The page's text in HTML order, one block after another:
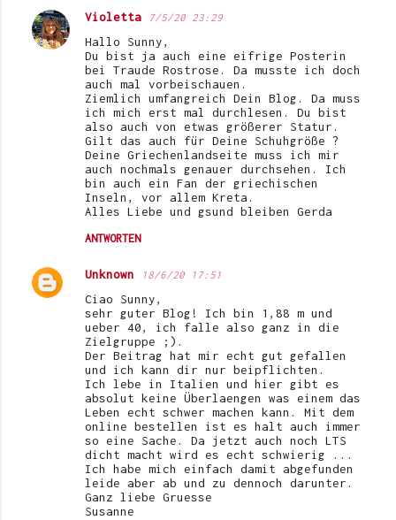
Violetta 7/5/20 23:29
Hallo Sunny,
Du bist ja auch eine eifrige Posterin
bei Traude Rostrose. Da musste ich doch
auch mal vorbeischauen.
Ziemlich umfangreich Dein Blog. Da muss
ich mich erst mal durchlesen. Du bist
also auch von etwas größerer Statur.
Gilt das auch für Deine Schuhgröße ?
Deine Griechenlandseite muss ich mir
auch nochmals genauer durchsehen. Ich
bin auch ein Fan der griechischen
Inseln, vor allem Kreta.
Alles Liebe und gsund bleiben Gerda
ANTWORTEN
Unknown 18/6/20 17:51
Ciao Sunny,
sehr guter Blog! Ich bin 1,88 m und
ueber 40, ich falle also ganz in die
Zielgruppe ;).
Der Beitrag hat mir echt gut gefallen
und ich kann dir nur beipflichten.
Ich lebe in Italien und hier gibt es
absolut keine Überlaengen was einem das
Leben echt schwer machen kann. Mit dem
online bestellen ist es halt auch immer
so eine Sache. Da jetzt auch noch LTS
dicht macht wird es echt schwierig ...
Ich habe mich einfach damit abgefunden
leide aber ab und zu dennoch darunter.
Ganz liebe Gruesse
Susanne